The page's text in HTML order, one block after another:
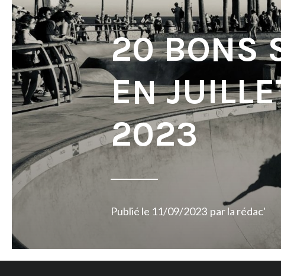
20 BONS
EN
2023
Publié le 11/09/2023 parla rédac'